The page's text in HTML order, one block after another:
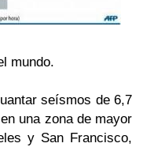
mundo.
seísmos de 6,7
una zona de mayor
y San Francisco,